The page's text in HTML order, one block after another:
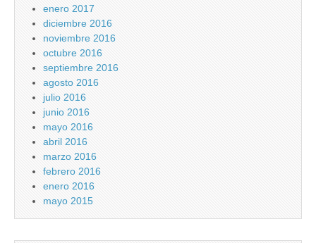
enero 2017
diciembre 2016
noviembre 2016
octubre 2016
septiembre 2016
agosto 2016
julio 2016
junio 2016
mayo 2016
abril 2016
marzo 2016
febrero 2016
enero 2016
mayo 2015